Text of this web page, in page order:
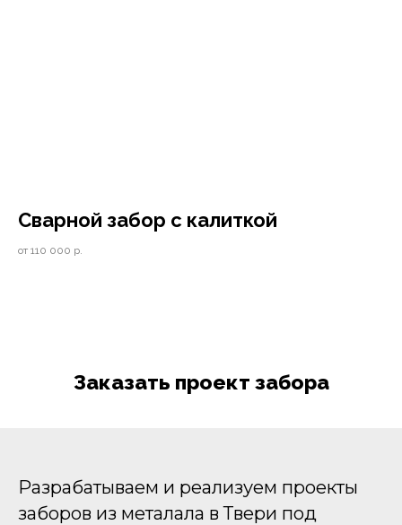
Cварной забор с калиткой
от 110 000 р.
Заказать проект забора
Разрабатываем и реализуем проекты
заборов из металала в Твери под